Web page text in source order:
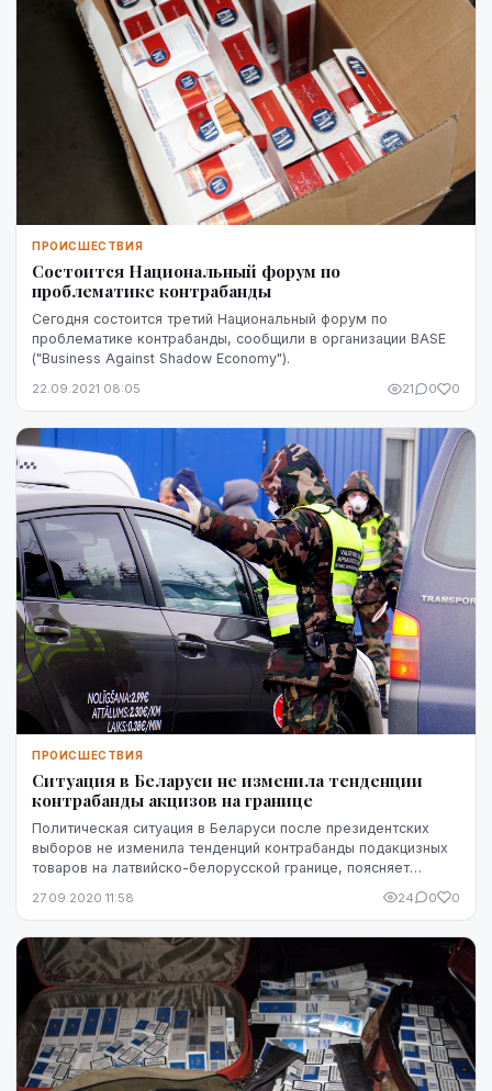
ПРОИСШЕСТВИЯ
Состоится Национальный форум по
проблематике контрабанды
Сегодня состоится третий Национальный форум по
проблематике контрабанды, сообщили в организации BASE
("Business Against Shadow Economy").
22.09.2021 08:05 21 0 0
ПРОИСШЕСТВИЯ
Ситуация в Беларуси не изменила тенденции
контрабанды акцизов на границе
Политическая ситуация в Беларуси после президентских
выборов не изменила тенденций контрабанды подакцизных
товаров на латвийско-белорусской границе, поясняет
27.09.2020 11:58 24 0 0